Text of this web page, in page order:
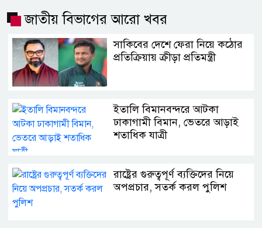
জাতীয় বিভাগের আরো খবর
সাকিবের দেশে ফেরা নিয়ে কঠোর
প্রতিক্রিয়ায় ক্রীড়া প্রতিমন্ত্রী
ইতালি বিমানবন্দরে আটকা
ঢাকাগামী বিমান, ভেতরে আড়াই
শতাধিক যাত্রী
রাষ্ট্রের গুরুত্বপূর্ণ ব্যক্তিদের নিয়ে
অপপ্রচার, সতর্ক করল পুলিশ